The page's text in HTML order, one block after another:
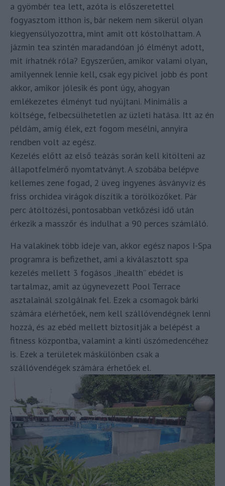
a gyömbér tea lett, azóta is előszeretettel
fogyasztom itthon is, bár nekem nem sikerül olyan
kiegyensúlyozottra, mint amit ott kóstolhattam. A
jázmin tea szintén maradandóan jó élményt adott,
mit írhatnék róla? Egyszerűen, amikor valami olyan,
amilyennek lennie kell, csak egy picivel jobb és pont
akkor, amikor jólesik és pont úgy, ahogyan
emlékezetes élményt tud nyújtani. Minimális a
költsége, felbecsülhetetlen az üzleti hatása. Itt az én
példám, amíg élek, ezt fogom mesélni, annyira
rendben volt az egész.
Kezelés előtt az első teázás során kell kitölteni az
állapotfelmérő nyomtatványt. A szobába belépve
kellemes zene fogad, 2 üveg ingyenes ásványvíz és
friss orchidea virágok díszítik a törölközőket. Pár
perc átöltözési, pontosabban vetkőzési idő után
érkezik a masszőr és indulhat a 90 perces számláló.
Ha valakinek több ideje van, akkor egész napos I-Spa
programra is befizethet, ami a kiválasztott spa
kezelés mellett 3 fogásos „ihealth” ebédet is
tartalmaz, amit az úgynevezett Pool Terrace
asztalainál szolgálnak fel. Ezek a csomagok bárki
számára elérhetőek, nem kell szállóvendégnek lenni
hozzá, és az ebéd mellett biztosítják a belépést a
fitness központba, valamint a kinti úszómedencéhez
is. Ezek a területek máskülönben csak a
szállóvendégek számára érhetőek el.